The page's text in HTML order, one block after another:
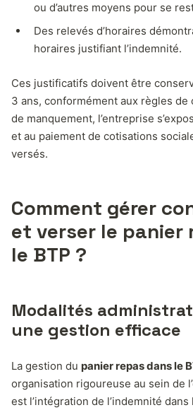
ou d’autres moyens pour se
Des relevés d’horaires
horaires justifiant l’indemnité.
Ces justificatifs doivent être
3 ans, conformément aux règles de
de manquement, l’entreprise
et au paiement de cotisations
versés.
Comment gérer
et verser le panier
le BTP ?
Modalités
une gestion efficace
La gestion du panier repas dans le
organisation rigoureuse au sein de
est l’intégration de l’indemnité dans